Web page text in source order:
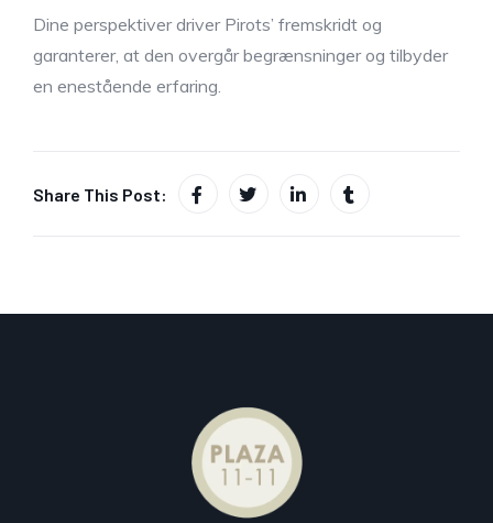
Dine perspektiver driver Pirots’ fremskridt og
garanterer, at den overgår begrænsninger og tilbyder
en enestående erfaring.
Share This Post: